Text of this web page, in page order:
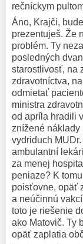
rečníckym
Áno, Krajči,
prezentuješ. Že
problém. Ty
posledných
starostlivosť, na
zdravotníctva,
odmietať
ministra
od apríla hradili
znížené náklady
vydriduch
ambulantní
za menej
peniaze? K
poisťovne, opäť
a neúčinnú
toto je riešenie
ako Matovič. Ty
opäť zaplatia